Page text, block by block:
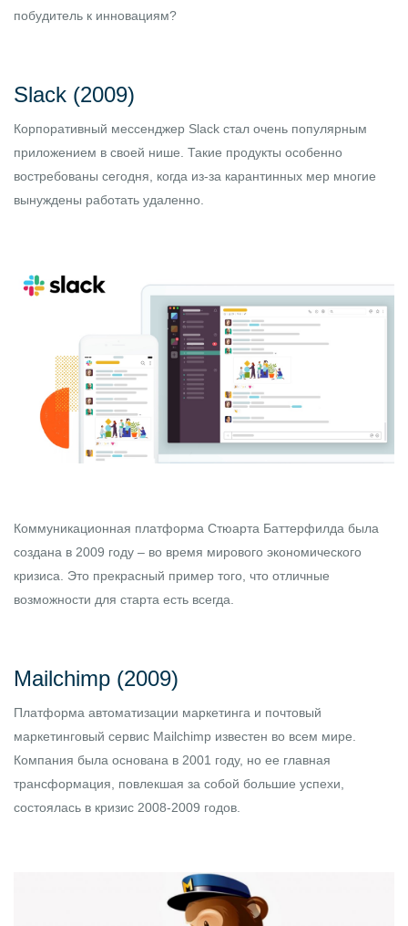
побудитель к инновациям?
Slack (2009)
Корпоративный мессенджер Slack стал очень популярным
приложением в своей нише. Такие продукты особенно
востребованы сегодня, когда из-за карантинных мер многие
вынуждены работать удаленно.
Коммуникационная платформа Стюарта Баттерфилда была
создана в 2009 году – во время мирового экономического
кризиса. Это прекрасный пример того, что отличные
возможности для старта есть всегда.
Mailchimp (2009)
Платформа автоматизации маркетинга и почтовый
маркетинговый сервис Mailchimp известен во всем мире.
Компания была основана в 2001 году, но ее главная
трансформация, повлекшая за собой большие успехи,
состоялась в кризис 2008-2009 годов.